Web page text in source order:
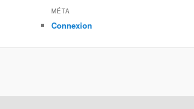
MÉTA
Connexion